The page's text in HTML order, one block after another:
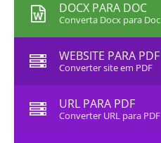
DOCX PARA DOC
Converta Docx para Doc
WEBSITE PARA PDF
Converter site em PDF
URL PARA PDF
Converter URL para PDF